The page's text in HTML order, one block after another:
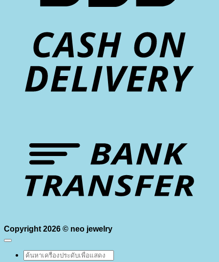
Copyright 2026 © neo jewelry
ค้นหา: